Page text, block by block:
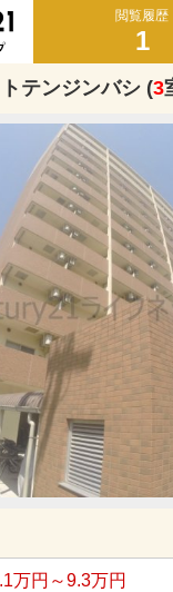
閲覧履歴
1
テンジンバシ (3
万円～9.3万円